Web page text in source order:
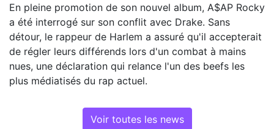
En pleine promotion de son nouvel album, A$AP Rocky
a été interrogé sur son conflit avec Drake. Sans
détour, le rappeur de Harlem a assuré qu'il accepterait
de régler leurs différends lors d'un combat à mains
nues, une déclaration qui relance l'un des beefs les
plus médiatisés du rap actuel.
Voir toutes les news